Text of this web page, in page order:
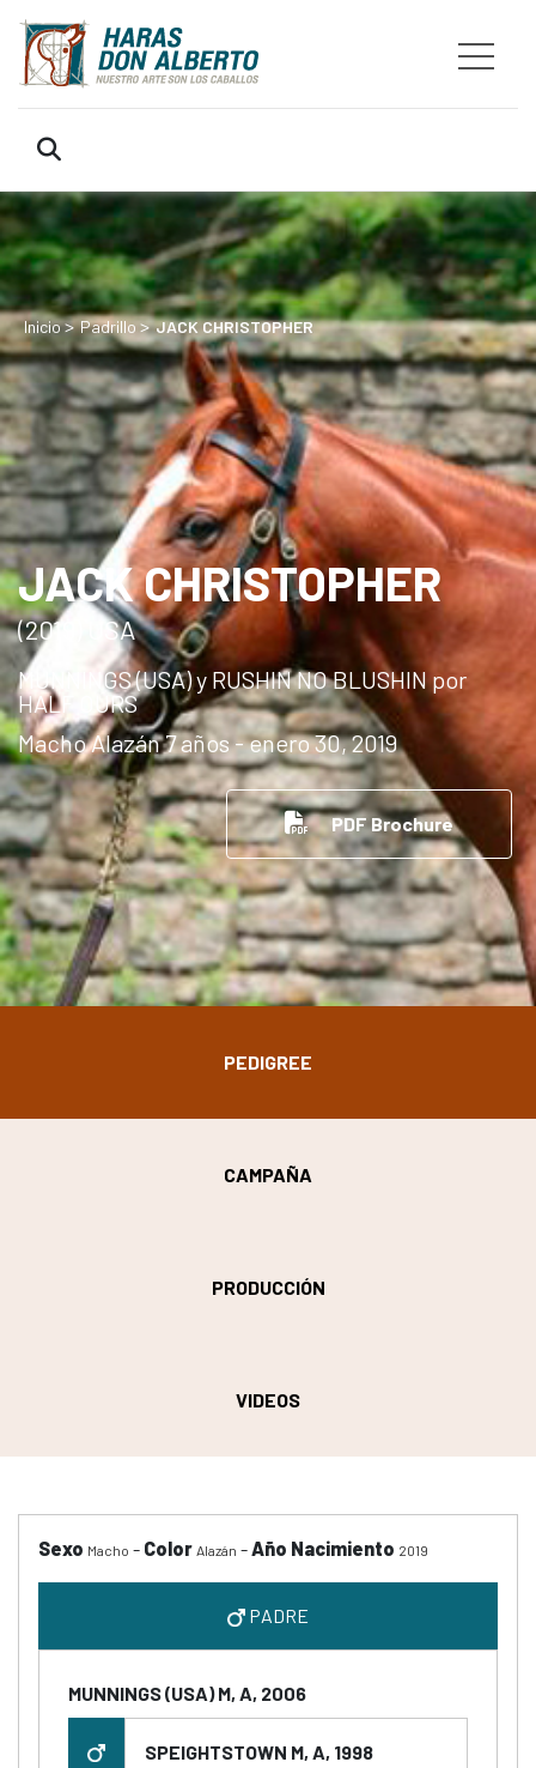
Inicio> Padrillo> JACK CHRISTOPHER
JACK CHRISTOPHER
(2019) USA
MUNNINGS (USA) y RUSHIN NO BLUSHIN por
HALF OURS
Macho Alazán 7 años - enero 30, 2019
PDF Brochure
PEDIGREE
CAMPAÑA
PRODUCCIÓN
VIDEOS
Sexo Macho - Color Alazán -Año Nacimiento 2019
PADRE
MUNNINGS (USA) M, A, 2006
SPEIGHTSTOWN M, A, 1998